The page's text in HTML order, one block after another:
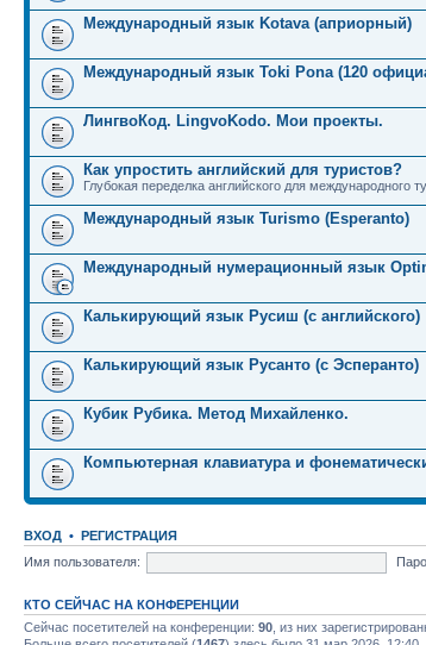
Международный язык Kotava (априорный)
Международный язык Toki Pona (120
ЛингвоКод. LingvoKodo. Мои проекты.
Как упростить английский для туристов?
Глубокая переделка английского для международного
Международный язык Turismo (Esperanto)
Международный нумерационный язык
Калькирующий язык Русиш (с английского)
Калькирующий язык Русанто (с Эсперанто)
Кубик Рубика. Метод Михайленко.
Компьютерная клавиатура и
ВХОД • РЕГИСТРАЦИЯ
Имя пользователя:
КТО СЕЙЧАС НА КОНФЕРЕНЦИИ
Сейчас посетителей на конференции: 90 , из них